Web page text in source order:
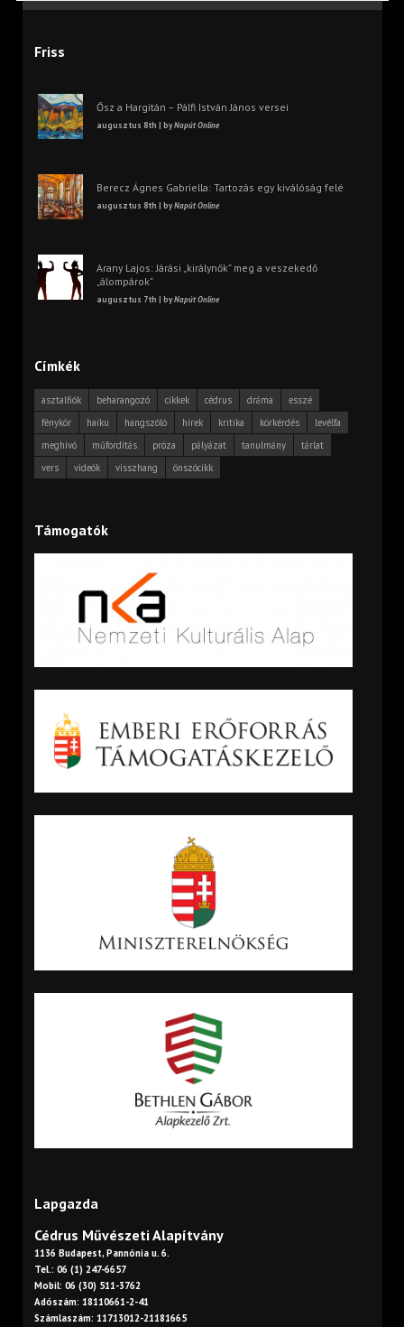
Friss
Ősz a Hargitán – Pálfi István János versei
augusztus 8th | byNapút Online
Berecz Ágnes Gabriella: Tartozás egy kiválóság felé
augusztus 8th | byNapút Online
Arany Lajos: Járási „királynők” meg a veszekedő
„álompárok”
augusztus 7th | byNapút Online
Címkék
asztalfiók beharangozó cikkek cédrus dráma
esszé
fénykör
haiku hangszóló hírek kritika körkérdés
levélfa
meghívó
műfordítás próza pályázat tanulmány
tárlat
vers
videók visszhang önszócikk
Támogatók
Lapgazda
Cédrus Művészeti Alapítvány
1136 Budapest, Pannónia u. 6.
Tel.: 06 (1) 247-6657
Mobil: 06 (30) 511-3762
Adószám: 18110661-2-41
Számlaszám: 11713012-21181665